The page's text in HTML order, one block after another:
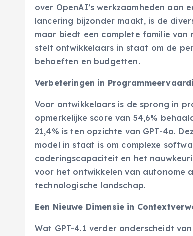
over OpenAI’s werkzaamheden aan
lancering bijzonder maakt, is de
maar biedt een complete familie van
stelt ontwikkelaars in staat om de
behoeften en budgetten.
Verbeteringen in
Voor ontwikkelaars is de sprong in
opmerkelijke score van 54,6%
21,4% is ten opzichte van GPT-4o.
model in staat is om complexe
coderingscapaciteit en het
voor het ontwikkelen van autonome
technologische landschap.
Een Nieuwe Dimensie in
Wat GPT-4.1 verder onderscheidt